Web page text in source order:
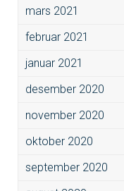
mars 2021
februar 2021
januar 2021
desember 2020
november 2020
oktober 2020
september 2020